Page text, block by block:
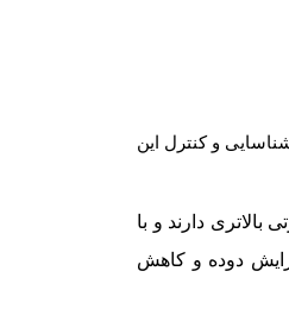
و کنترل این
دارند و با
دوده و کاهش